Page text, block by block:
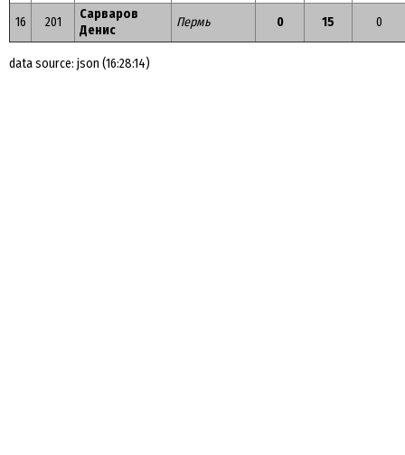
16 201
Сарваров
Денис
Пермь 0 15 0
data source: json (16:28:14)